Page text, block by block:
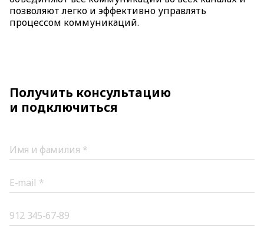
позволяют легко и эффективно управлять
процессом коммуникаций.
Получить консультацию
и подключиться